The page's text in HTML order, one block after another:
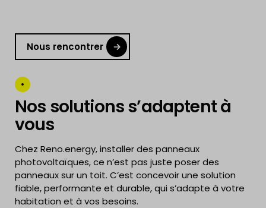
Nous rencontrer
Nos solutions s’adaptent à
vous
Chez Reno.energy, installer des panneaux
photovoltaïques, ce n’est pas juste poser des
panneaux sur un toit. C’est concevoir une solution
fiable, performante et durable, qui s’adapte à votre
habitation et à vos besoins.